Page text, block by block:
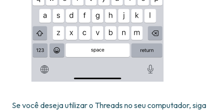
Se você deseja utilizar o Threads no seu computador, siga